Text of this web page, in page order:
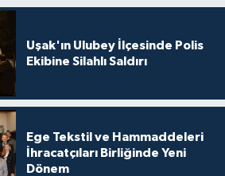
Uşak'ın Ulubey İlçesinde Polis
Ekibine Silahlı Saldırı
Ege Tekstil ve Hammaddeleri
İhracatçıları Birliğinde Yeni
Dönem